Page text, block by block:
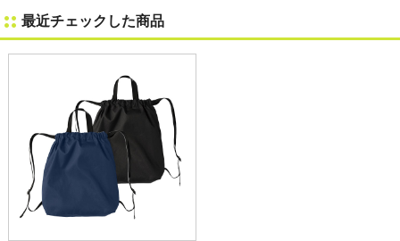
最近チェックした商品